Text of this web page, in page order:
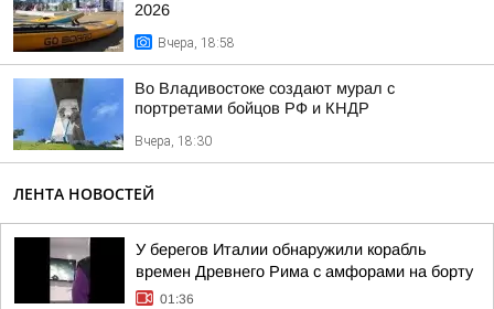
2026
Вчера, 18:58
Во Владивостоке создают мурал с
портретами бойцов РФ и КНДР
Вчера, 18:30
ЛЕНТА НОВОСТЕЙ
У берегов Италии обнаружили корабль
времен Древнего Рима с амфорами на борту
01:36